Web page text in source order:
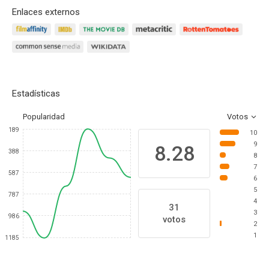
Enlaces externos
Estadísticas
Popularidad Votos
189
388
587
787
986
1185
8.28
31
votos
10
9
8
7
6
5
4
3
2
1